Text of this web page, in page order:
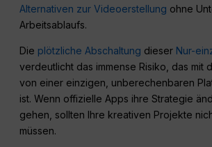
Alternativen zur Videoerstellung ohne
Arbeitsablaufs.
Die plötzliche Abschaltung dieser Nur-
verdeutlicht das immense Risiko, das mit
von einer einzigen, unberechenbaren
ist. Wenn offizielle Apps ihre Strategie
gehen, sollten Ihre kreativen Projekte
müssen.